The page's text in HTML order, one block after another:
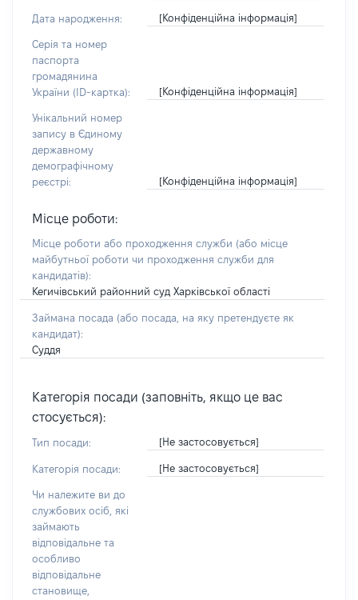
Дата народження: [Конфіденційна інформація]
Серія та номер
паспорта
громадянина
України (ID-картка):
[Конфіденційна інформація]
Унікальний номер
запису в Єдиному
державному
демографічному
реєстрі:
[Конфіденційна інформація]
Місце роботи:
Місце роботи або проходження служби (або місце
майбутньої роботи чи проходження служби для
кандидатів):
Кегичівський районний суд Харківської області
Займана посада (або посада, на яку претендуєте як
кандидат):
Суддя
Категорія посади (заповніть, якщо це вас
стосується):
Тип посади: [Не застосовується]
Категорія посади: [Не застосовується]
Чи належите ви до
службових осіб, які
займають
відповідальне та
особливо
відповідальне
становище,